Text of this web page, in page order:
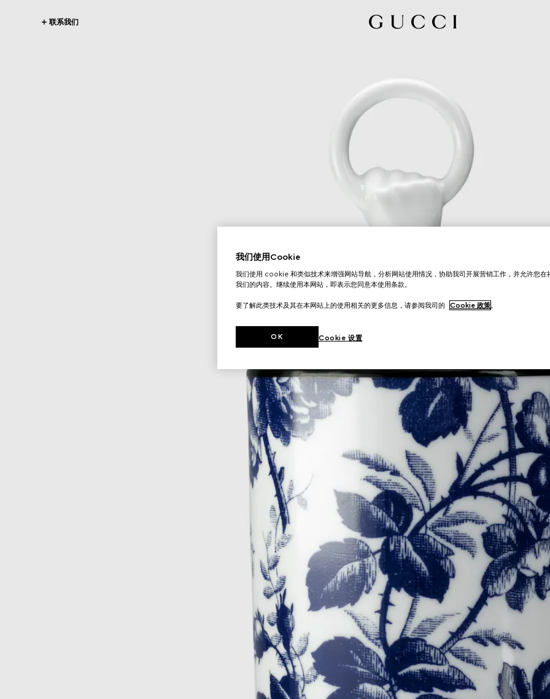
联系我们
我们使用Cookie
我们使用 cookie 和类似技术来增强网站导航，分析网站使用情况，协助我司开展营销工作，并允许您在
我们的内容。继续使用本网站，即表示您同意本使用条款。
要了解此类技术及其在本网站上的使用相关的更多信息，请参阅我司的 Cookie 政策。
Cookie 设置
OK